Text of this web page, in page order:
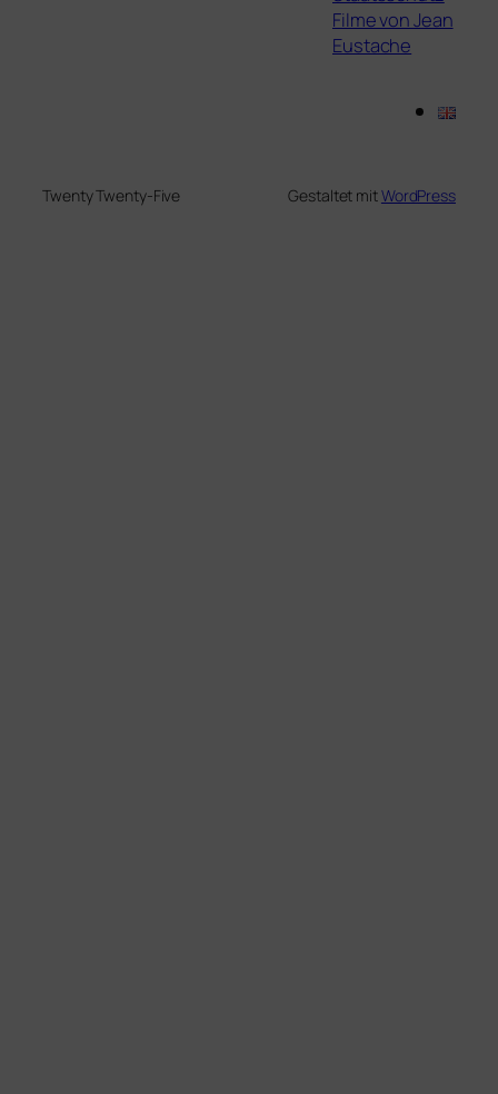
Filme von Jean
Eustache
Twenty Twenty-Five Gestaltet mitWordPress